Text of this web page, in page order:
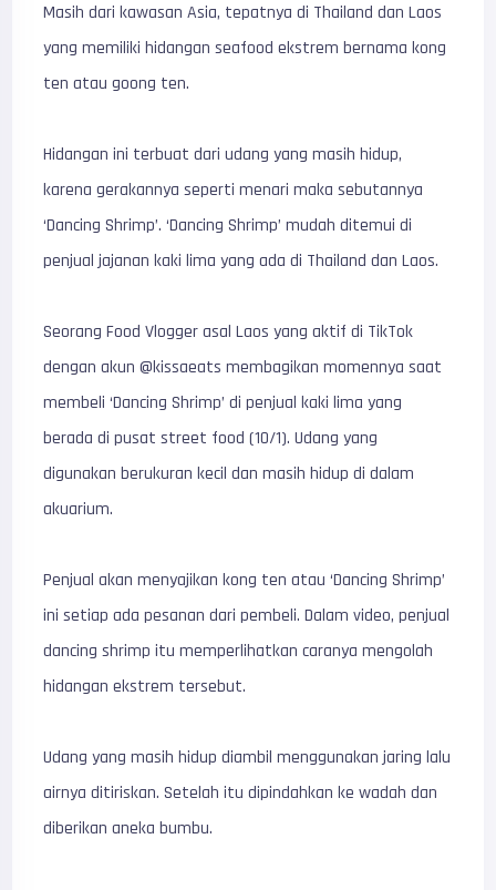
Masih dari kawasan Asia, tepatnya di Thailand dan Laos
yang memiliki hidangan seafood ekstrem bernama kong
ten atau goong ten.
Hidangan ini terbuat dari udang yang masih hidup,
karena gerakannya seperti menari maka sebutannya
‘Dancing Shrimp’. ‘Dancing Shrimp’ mudah ditemui di
penjual jajanan kaki lima yang ada di Thailand dan Laos.
Seorang Food Vlogger asal Laos yang aktif di TikTok
dengan akun @kissaeats membagikan momennya saat
membeli ‘Dancing Shrimp’ di penjual kaki lima yang
berada di pusat street food (10/1). Udang yang
digunakan berukuran kecil dan masih hidup di dalam
akuarium.
Penjual akan menyajikan kong ten atau ‘Dancing Shrimp’
ini setiap ada pesanan dari pembeli. Dalam video, penjual
dancing shrimp itu memperlihatkan caranya mengolah
hidangan ekstrem tersebut.
Udang yang masih hidup diambil menggunakan jaring lalu
airnya ditiriskan. Setelah itu dipindahkan ke wadah dan
diberikan aneka bumbu.